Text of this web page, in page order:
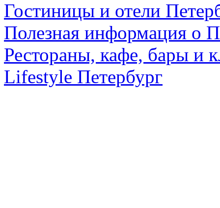
Гостиницы и отели
Полезная информация о
Рестораны, кафе, бары и
Lifestyle Петербург